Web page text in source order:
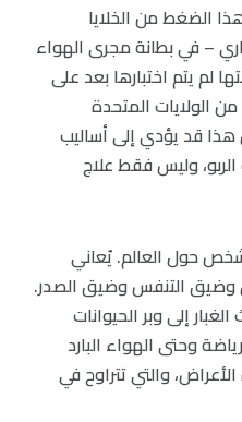
الضغط من الخلايا
– في بطانة مجرى الهواء
لم يتم اختبارها بعد على
من الولايات المتحدة
هذا قد يؤدي إلى أساليب
وليس فقط علاج
300 مليون شخص حول العالم. يُعاني
التنفس وضيق الصدر.
إلى وبر الحيوانات
وحتى الهواء البارد
والتي تتراوح في